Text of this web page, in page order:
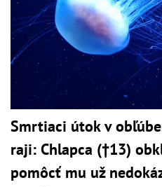
Smrtiaci útok v
raji: Chlapca (†13)
pomôcť mu už